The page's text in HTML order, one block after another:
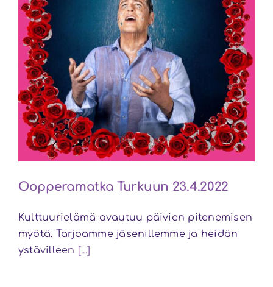
Oopperamatka Turkuun 23.4.2022
Kulttuurielämä avautuu päivien pitenemisen
myötä. Tarjoamme jäsenillemme ja heidän
ystävilleen [...]